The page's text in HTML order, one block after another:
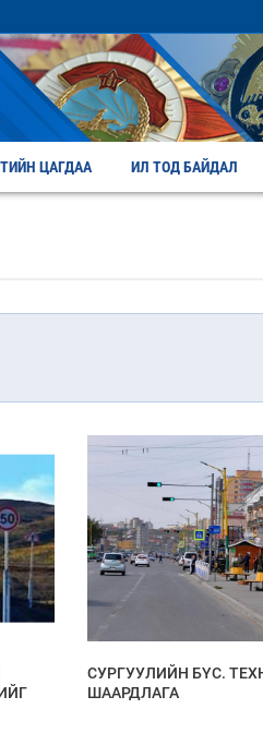
ЦАГДАА ИЛ ТОД БАЙДАЛ
СУРГУУЛИЙН БҮС.
ШААРДЛАГА